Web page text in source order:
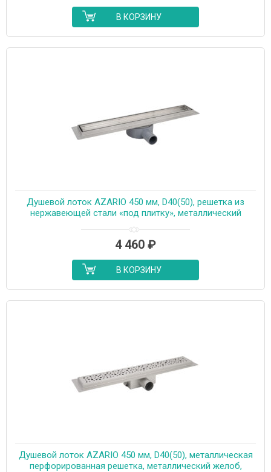
В КОРЗИНУ
Душевой лоток AZARIO 450 мм, D40(50), решетка из
нержавеющей стали «под плитку», металлический
(AZT3TILE450)
4 460 ₽
В КОРЗИНУ
Душевой лоток AZARIO 450 мм, D40(50), металлическая
перфорированная решетка, металлический желоб,